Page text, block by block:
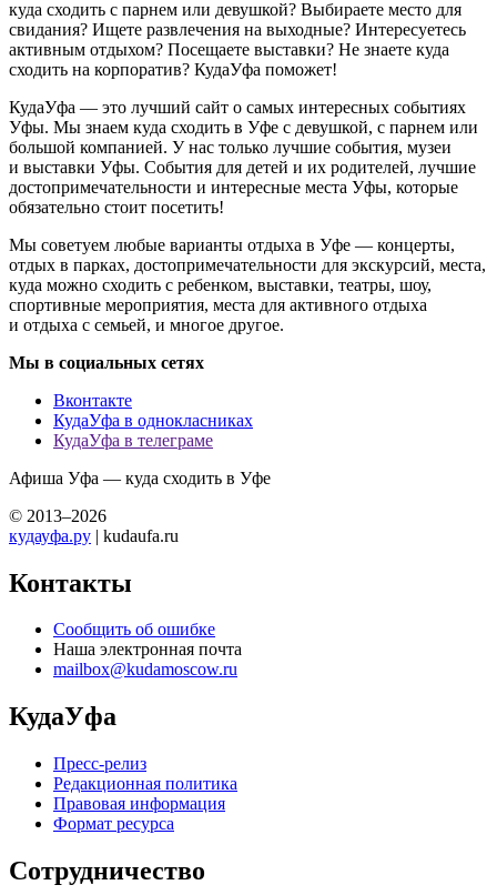
куда сходить с парнем или девушкой? Выбираете место для
свидания? Ищете развлечения на выходные? Интересуетесь
активным отдыхом? Посещаете выставки? Не знаете куда
сходить на корпоратив? КудаУфа поможет!
КудаУфа — это лучший сайт о самых интересных событиях
Уфы. Мы знаем куда сходить в Уфе с девушкой, с парнем или
большой компанией. У нас только лучшие события, музеи
и выставки Уфы. События для детей и их родителей, лучшие
достопримечательности и интересные места Уфы, которые
обязательно стоит посетить!
Мы советуем любые варианты отдыха в Уфе — концерты,
отдых в парках, достопримечательности для экскурсий, места,
куда можно сходить с ребенком, выставки, театры, шоу,
спортивные мероприятия, места для активного отдыха
и отдыха с семьей, и многое другое.
Мы в социальных сетях
Вконтакте
КудаУфа в однокласниках
КудаУфа в телеграме
Афиша Уфа — куда сходить в Уфе
© 2013–2026
кудауфа.ру | kudaufa.ru
Контакты
Сообщить об ошибке
Наша электронная почта
mailbox@kudamoscow.ru
КудаУфа
Пресс-релиз
Редакционная политика
Правовая информация
Формат ресурса
Сотрудничество